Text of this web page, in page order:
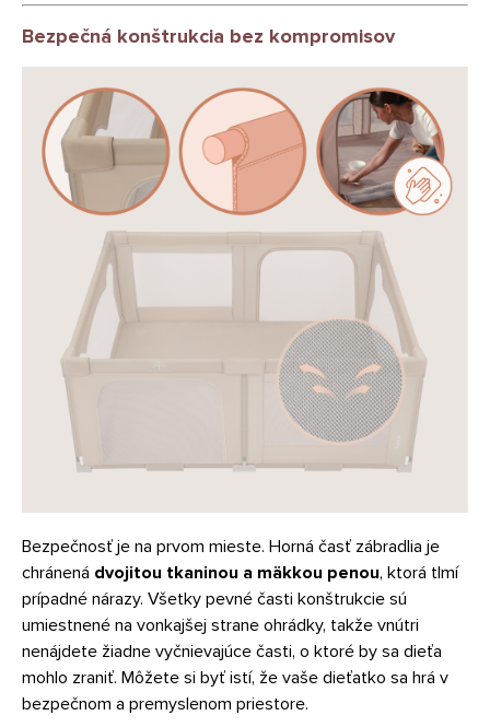
Bezpečná konštrukcia bez kompromisov
Bezpečnosť je na prvom mieste. Horná časť zábradlia je
chránená dvojitou tkaninou a mäkkou penou, ktorá tlmí
prípadné nárazy. Všetky pevné časti konštrukcie sú
umiestnené na vonkajšej strane ohrádky, takže vnútri
nenájdete žiadne vyčnievajúce časti, o ktoré by sa dieťa
mohlo zraniť. Môžete si byť istí, že vaše dieťatko sa hrá v
bezpečnom a premyslenom priestore.